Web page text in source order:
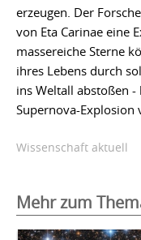
erzeugen. Der
von Eta Carinae eine
massereiche Sterne
ihres Lebens durch
ins Weltall abstoßen
Supernova-Explosion
Wissenschaft aktuell
Mehr zum